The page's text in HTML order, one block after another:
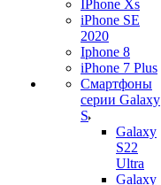
IPhone Xs
iPhone SE
2020
Iphone 8
iPhone 7 Plus
Смартфоны
серии Galaxy
S
Galaxy
S22
Ultra
Galaxy